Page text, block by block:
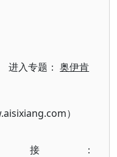
进入专题：奥伊肯
）
：